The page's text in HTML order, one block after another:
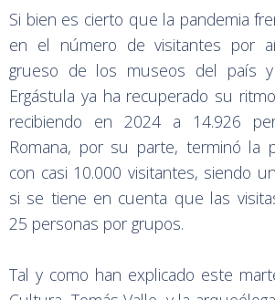
Si bien es cierto que la pandemia
en el número de visitantes por
grueso de los museos del país
Ergástula ya ha recuperado su ritmo
recibiendo en 2024 a 14.926
Romana, por su parte, terminó la
con casi 10.000 visitantes, siendo
si se tiene en cuenta que las
25 personas por grupos.
Tal y como han explicado este